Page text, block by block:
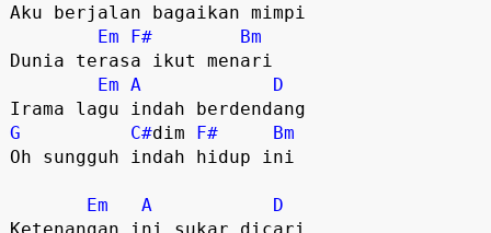
Aku berjalan bagaikan mimpi
Em
F#
Bm
Dunia terasa ikut menari
Em A
D
G
C#dim F#
Bm
Oh sungguh indah hidup ini
Em A
D